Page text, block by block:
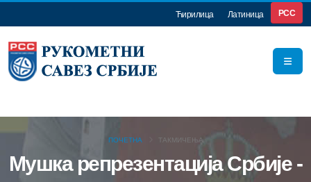
Ћирилица Латиница РСС
Мушка репрезентација Србије -
ПОЧЕТНА ТАКМИЧЕЊА